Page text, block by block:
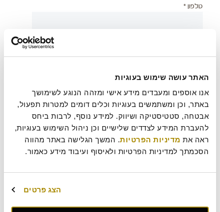
האתר עושה שימוש בעוגיות
ראה את מדיניות הפרטיות
הסכמתך למדיניות הפרטיות ולאיסוף ועיבוד מידע כאמור.
הצג פרטים
טלפון *
בעת שליחת טופס זה אני מאשר/ת כי קראתי אתמדיניות
הפרטיות של רולדין
?